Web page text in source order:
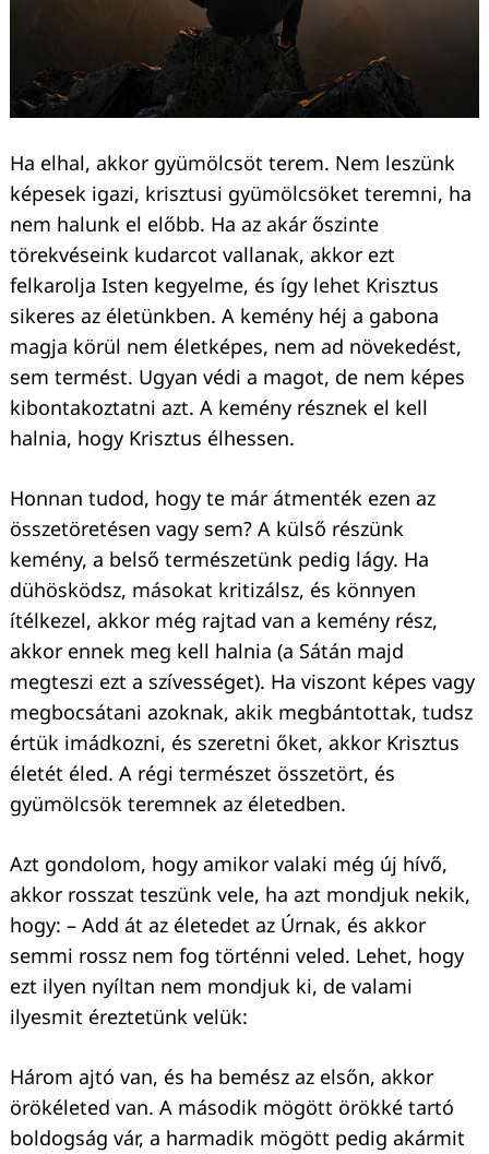
Ha elhal, akkor gyümölcsöt terem. Nem leszünk
képesek igazi, krisztusi gyümölcsöket teremni, ha
nem halunk el előbb. Ha az akár őszinte
törekvéseink kudarcot vallanak, akkor ezt
felkarolja Isten kegyelme, és így lehet Krisztus
sikeres az életünkben. A kemény héj a gabona
magja körül nem életképes, nem ad növekedést,
sem termést. Ugyan védi a magot, de nem képes
kibontakoztatni azt. A kemény résznek el kell
halnia, hogy Krisztus élhessen.
Honnan tudod, hogy te már átmenték ezen az
összetöretésen vagy sem? A külső részünk
kemény, a belső természetünk pedig lágy. Ha
dühösködsz, másokat kritizálsz, és könnyen
ítélkezel, akkor még rajtad van a kemény rész,
akkor ennek meg kell halnia (a Sátán majd
megteszi ezt a szívességet). Ha viszont képes vagy
megbocsátani azoknak, akik megbántottak, tudsz
értük imádkozni, és szeretni őket, akkor Krisztus
életét éled. A régi természet összetört, és
gyümölcsök teremnek az életedben.
Azt gondolom, hogy amikor valaki még új hívő,
akkor rosszat teszünk vele, ha azt mondjuk nekik,
hogy: – Add át az életedet az Úrnak, és akkor
semmi rossz nem fog történni veled. Lehet, hogy
ezt ilyen nyíltan nem mondjuk ki, de valami
ilyesmit éreztetünk velük:
Három ajtó van, és ha bemész az elsőn, akkor
örökéleted van. A második mögött örökké tartó
boldogság vár, a harmadik mögött pedig akármit